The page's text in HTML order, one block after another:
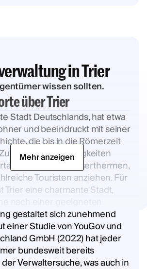
in Trier
wissen sollten.
über Trier
Stadt Deutschlands, hat etwa
und beeindruckt mit seiner
die bis in die Römerzeit
den Sehenswürdigkeiten
Nigra und die Kaiserthermen,
Touristen anziehen. Für
Trier eine charmante Stadt,
gestaltet sich zunehmend
einer Studie von YouGov und
GmbH (2022) hat jeder
bundesweit bereits
Verwaltersuche, was auch in
Mehr anzeigen